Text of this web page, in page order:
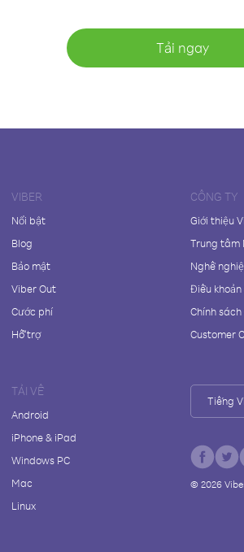
Tải ngay
VIBER
Nổi bật
Blog
Bảo mật
Viber Out
Cước phí
Hỗ trợ
CÔNG TY
Giới thiệu
Trung tâm
Nghề
Điều khoản
Chính
Customer
TẢI VỀ
Android
iPhone & iPad
Windows PC
Mac
Linux
Tiếng
© 2026